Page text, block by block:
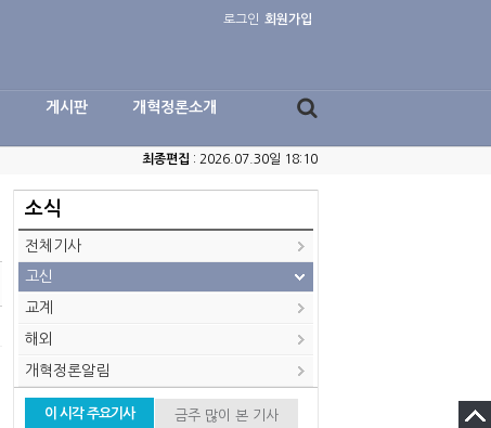
로그인 회원가입
게시판 개혁정론소개
최종편집 : 2026.07.30일 18:10
소식
전체기사
고신
교계
해외
개혁정론알림
이 시각 주요기사 금주 많이 본 기사